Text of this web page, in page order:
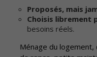
Proposés, mais
Choisis librement
besoins réels.
Ménage du